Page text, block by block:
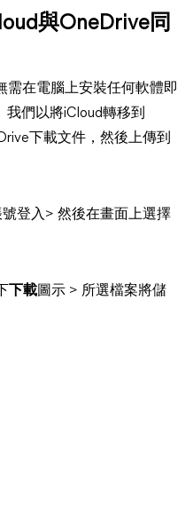
與OneDrive同
需在電腦上安裝任何軟體即
我們以將iCloud轉移到
下載文件，然後上傳到
登入> 然後在畫面上選擇
下載圖示 > 所選檔案將儲